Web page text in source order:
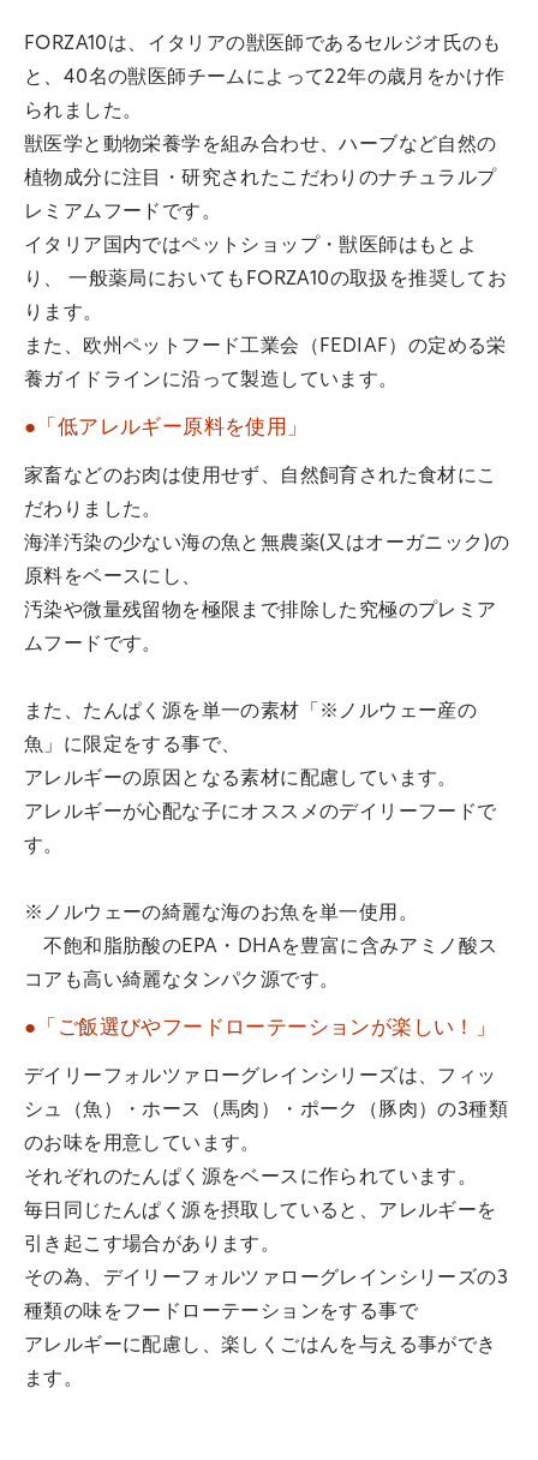
FORZA10は、イタリアの獣医師であるセルジオ氏のも
と、40名の獣医師チームによって22年の歳月をかけ作
られました。
獣医学と動物栄養学を組み合わせ、ハーブなど自然の
植物成分に注目・研究されたこだわりのナチュラルプ
レミアムフードです。
イタリア国内ではペットショップ・獣医師はもとよ
り、 一般薬局においてもFORZA10の取扱を推奨してお
ります。
また、欧州ペットフード工業会（FEDIAF）の定める栄
養ガイドラインに沿って製造しています。
●「低アレルギー原料を使用」
家畜などのお肉は使用せず、自然飼育された食材にこ
だわりました。
海洋汚染の少ない海の魚と無農薬(又はオーガニック)の
原料をベースにし、
汚染や微量残留物を極限まで排除した究極のプレミア
ムフードです。
また、たんぱく源を単一の素材「※ノルウェー産の
魚」に限定をする事で、
アレルギーの原因となる素材に配慮しています。
アレルギーが心配な子にオススメのデイリーフードで
す。
※ノルウェーの綺麗な海のお魚を単一使用。
不飽和脂肪酸のEPA・DHAを豊富に含みアミノ酸ス
コアも高い綺麗なタンパク源です。
●「ご飯選びやフードローテーションが楽しい！」
デイリーフォルツァローグレインシリーズは、フィッ
シュ（魚）・ホース（馬肉）・ポーク（豚肉）の3種類
のお味を用意しています。
それぞれのたんぱく源をベースに作られています。
毎日同じたんぱく源を摂取していると、アレルギーを
引き起こす場合があります。
その為、デイリーフォルツァローグレインシリーズの3
種類の味をフードローテーションをする事で
アレルギーに配慮し、楽しくごはんを与える事ができ
ます。